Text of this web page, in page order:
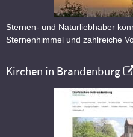
Sternen- und Naturliebhaber
Sternenhimmel und zahlreiche
Kirchen in Brandenburg